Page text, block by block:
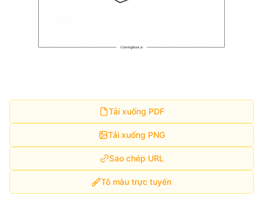
Tải xuống PDF
Tải xuống PNG
Sao chép URL
Tô màu trực tuyến